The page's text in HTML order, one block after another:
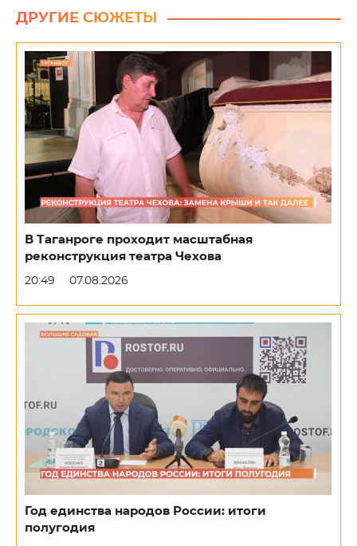
ДРУГИЕ СЮЖЕТЫ
В Таганроге проходит масштабная
реконструкция театра Чехова
20:49 07.08.2026
Год единства народов России: итоги
полугодия